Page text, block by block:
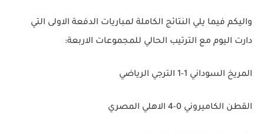
واليكم فيما يلي النتائج الكاملة لمباريات الدفعة الاولى التي
دارت اليوم مع الترتيب الحالي للمجموعات الاربعة:
المريخ السوداني 1-1 الترجي الرياضي
القطن الكاميروني 0-4 الاهلي المصري